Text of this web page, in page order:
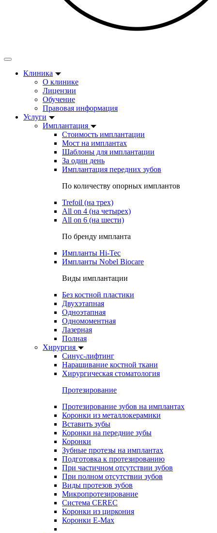
Клиника
О клинике
Лицензии
Обучение
Правовая информация
Услуги
Имплантация
Стоимость имплантации
Мост на имплантах
Шаблоны для имплантации
За один день
Имплантация передних зубов
По количеству опорных имплантов
Trefoil (на трех)
All on 4 (на четырех)
All on 6 (на шести)
По бренду импланта
Импланты Hi-Tec
Импланты Nobel Biocare
Виды имплантации
Без костной пластики
Двухэтапная
Одноэтапная
Одномоментная
Лазерная
Полная
Хирургия
Синус-лифтинг
Наращивание костной ткани
Хирургическая стоматология
Протезирование
Протезирование зубов на имплантах
Коронки из металлокерамики
Вставить зубы
Коронки на передние зубы
Коронки
Зубные протезы на имплантах
Подготовка к протезированию
При частичном отсутствии зубов
При полном отсутствии зубов
Виды протезов зубов
Микропротезирование
Система CEREC
Коронки из циркония
Коронки E-Max